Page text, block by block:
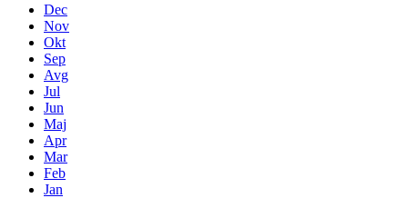
Dec
Nov
Okt
Sep
Avg
Jul
Jun
Maj
Apr
Mar
Feb
Jan